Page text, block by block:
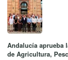
Andalucía aprueba
de Agricultura,